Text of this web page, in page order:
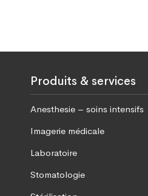
Produits & services
Anesthesie – soins intensifs
Imagerie médicale
Laboratoire
Stomatologie